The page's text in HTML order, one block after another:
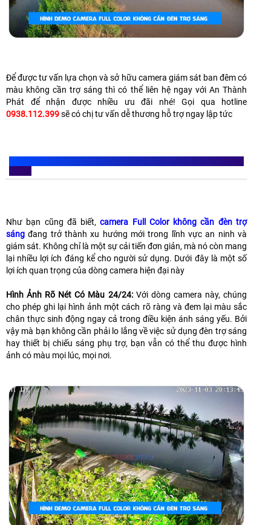
Để được tư vấn lựa chọn và sở hữu camera giám sát ban đêm có
màu không cần trợ sáng thì có thể liên hệ ngay với An Thành
Phát để nhận được nhiều ưu đãi nhé! Gọi qua hotline
0938.112.399sẽ có chị tư vấn dễ thương hỗ trợ ngay lập tức
Như bạn cũng đã biết,camera Full Color không cần đèn trợ
sáng đang trở thành xu hướng mới trong lĩnh vực an ninh và
giám sát. Không chỉ là một sự cải tiến đơn giản, mà nó còn mang
lại nhiều lợi ích đáng kể cho người sử dụng. Dưới đây là một số
lợi ích quan trọng của dòng camera hiện đại này
Hình Ảnh Rõ Nét Có Màu 24/24:Với dòng camera này, chúng
cho phép ghi lại hình ảnh một cách rõ ràng và đem lại màu sắc
chân thực sinh động ngay cả trong điều kiện ánh sáng yếu. Bởi
vậy mà bạn không cần phải lo lắng về việc sử dụng đèn trợ sáng
hay thiết bị chiếu sáng phụ trợ, bạn vẫn có thể thu được hình
ảnh có màu mọi lúc, mọi nơi.